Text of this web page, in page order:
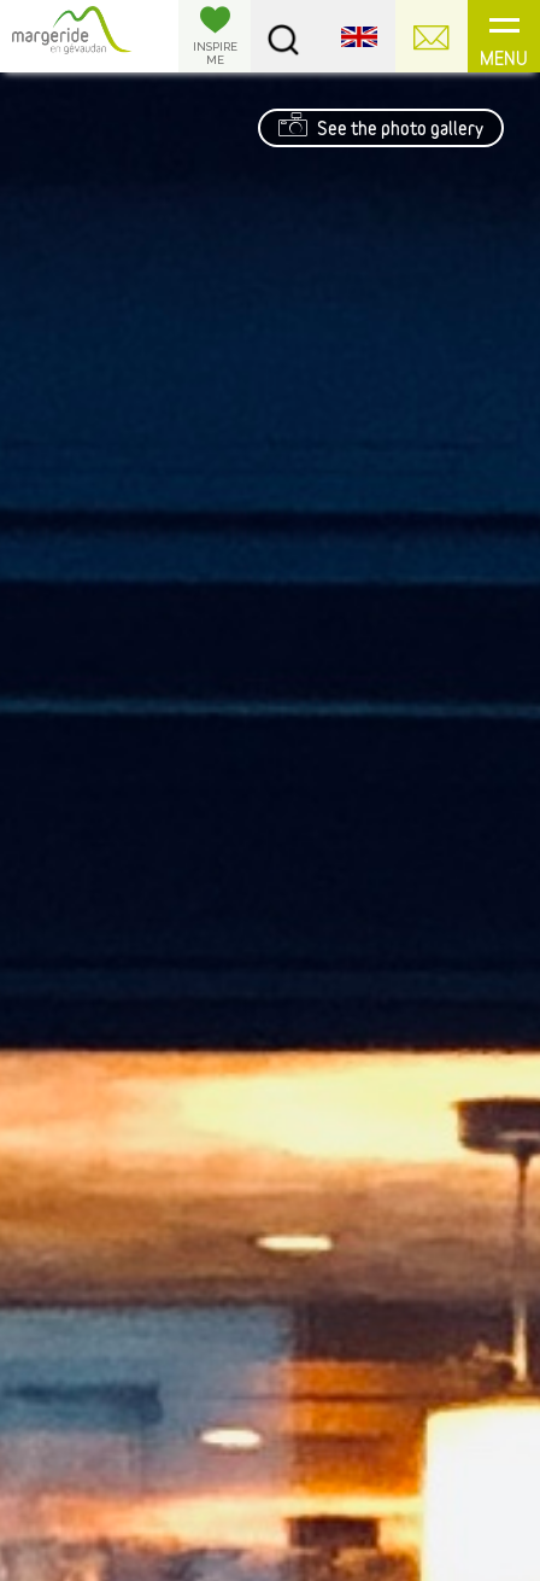
MENU
INSPIRE
ME
See the photo gallery
Cookies management panel